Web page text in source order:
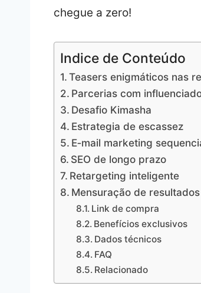
chegue a zero!
Indice de Conteúdo
Teasers enigmáticos nas
Parcerias com
Desafio Kimasha
Estrategia de escassez
E‑mail marketing
SEO de longo prazo
Retargeting inteligente
Mensuração de resultados
Link de compra
Benefícios exclusivos
Dados técnicos
FAQ
Relacionado